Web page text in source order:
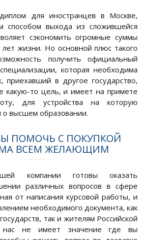
для иностранцев в Москве,
способом выхода из сложившейся
сэкономить огромные суммы
лет жизни. Но основной плюс такого
получить официальный
которая необходима
приехавший в другое государство,
какую-то цель, и имеет на примете
для устройства на которую
высшем образовании.
ПОМОЧЬ С ПОКУПКОЙ
ВСЕМ ЖЕЛАЮЩИМ
компании готовы оказать
различных вопросов в сфере
от написания курсовой работы, и
необходимого документа, как
так и жителям Российской
не имеет значение где вы